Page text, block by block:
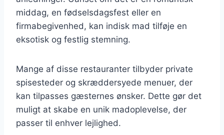
middag, en fødselsdagsfest eller en
firmabegivenhed, kan indisk mad tilføje en
eksotisk og festlig stemning.
Mange af disse restauranter tilbyder private
spisesteder og skræddersyede menuer, der
kan tilpasses gæsternes ønsker. Dette gør det
muligt at skabe en unik madoplevelse, der
passer til enhver lejlighed.